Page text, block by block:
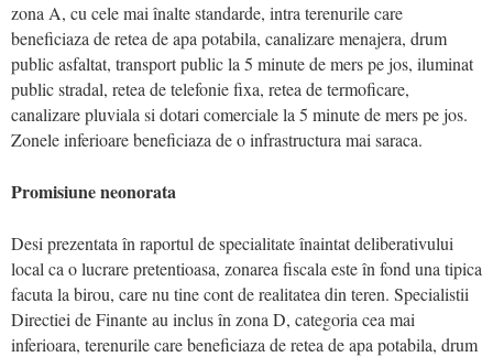
zona A, cu cele mai înalte standarde, intra terenurile care
beneficiaza de retea de apa potabila, canalizare menajera, drum
public asfaltat, transport public la 5 minute de mers pe jos, iluminat
public stradal, retea de telefonie fixa, retea de termoficare,
canalizare pluviala si dotari comerciale la 5 minute de mers pe jos.
Zonele inferioare beneficiaza de o infrastructura mai saraca.
Promisiune neonorata
Desi prezentata în raportul de specialitate înaintat deliberativului
local ca o lucrare pretentioasa, zonarea fiscala este în fond una tipica
facuta la birou, care nu tine cont de realitatea din teren. Specialistii
Directiei de Finante au inclus în zona D, categoria cea mai
inferioara, terenurile care beneficiaza de retea de apa potabila, drum